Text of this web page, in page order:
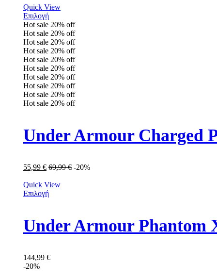
Quick View
Επιλογή
Hot sale 20% off
Hot sale 20% off
Hot sale 20% off
Hot sale 20% off
Hot sale 20% off
Hot sale 20% off
Hot sale 20% off
Hot sale 20% off
Hot sale 20% off
Hot sale 20% off
Under Armour Charged
55,99 € 69,99€ -20%
Quick View
Επιλογή
Under Armour Phantom
144,99 €
-20%